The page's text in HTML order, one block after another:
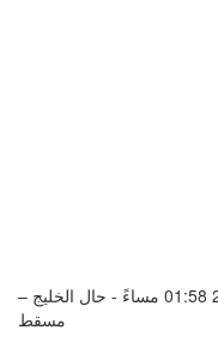
كتب باسل النجار - الخميس 6 أبريل 2023 01:58 مساءً - حال الخليج –
مسقط